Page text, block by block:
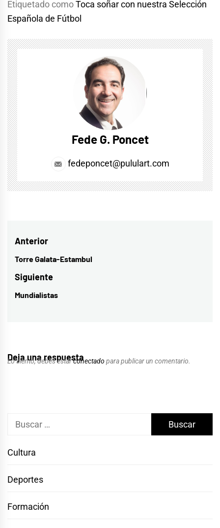
Etiquetado comoToca soñar con nuestra Selección
Española de Fútbol
Fede G. Poncet
fedeponcet@pululart.com
Navegación
de
entradas
Anterior
Entrada
anterior:
Torre Galata-Estambul
Siguiente
Entrada
Mundialistas
Deja una respuesta
Lo siento, debes estarconectado para publicar un comentario.
Buscar:
Cultura
Deportes
Formación